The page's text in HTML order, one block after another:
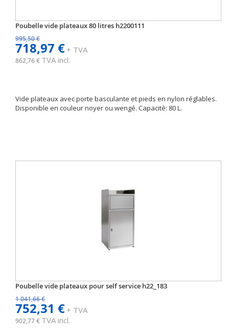
Poubelle vide plateaux 80 litres h2200111
995,50 €
718,97 €+ TVA
862,76 € TVA incl.
Vide plateaux avec porte basculante et pieds en nylon réglables.
Disponible en couleur noyer ou wengé. Capacitè: 80 L.
Poubelle vide plateaux pour self service h22_183
1 041,66 €
752,31 €+ TVA
902,77 € TVA incl.